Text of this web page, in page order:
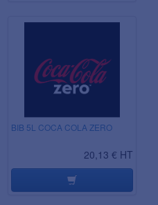
BIB 5L COCA COLA ZERO
20,13 € HT